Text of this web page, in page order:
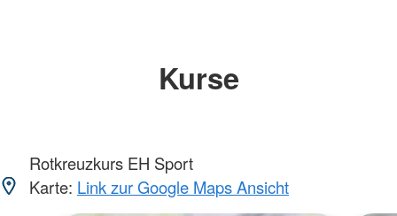
Kurse
Rotkreuzkurs EH Sport
Karte: Link zur Google Maps Ansicht